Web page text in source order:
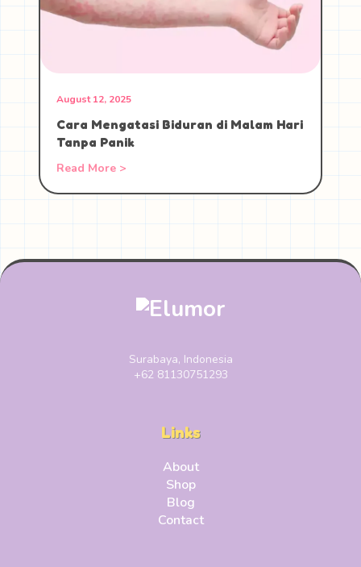
August 12, 2025
Cara Mengatasi Biduran di Malam Hari
Tanpa Panik
Read More >
Surabaya, Indonesia
+62 81130751293
Links
About
Shop
Blog
Contact